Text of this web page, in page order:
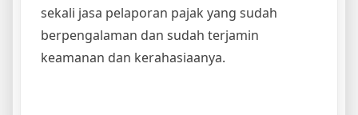
sekali jasa pelaporan pajak yang sudah
berpengalaman dan sudah terjamin
keamanan dan kerahasiaanya.